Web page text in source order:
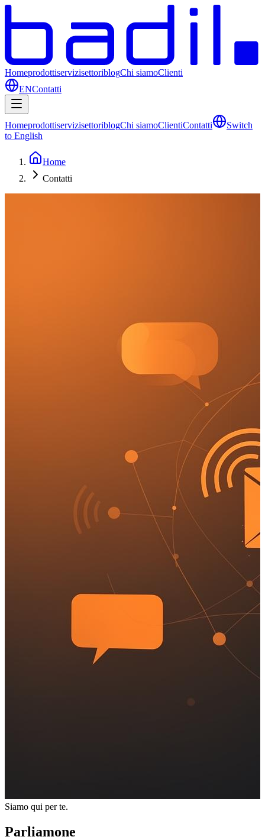
HomeprodottiservizisettoriblogChi siamoClienti
ENContatti
HomeprodottiservizisettoriblogChi siamoClientiContatti
Switch
to English
Home
Contatti
Siamo qui per te.
Parliamone